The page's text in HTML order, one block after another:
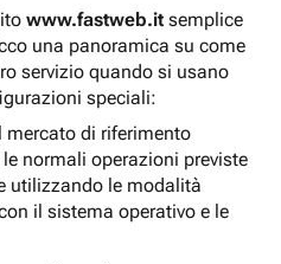
www.fastweb.it semplice
una panoramica su come
servizio quando si usano
speciali:
mercato di riferimento
normali operazioni previste
utilizzando le modalità
il sistema operativo e le